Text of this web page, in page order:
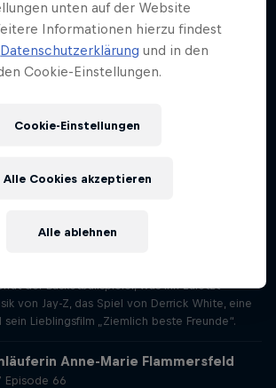
Platte, Keanu Reeves als Action-Held, Golf als
in der Schweiz.
Jakob Pöltl
in der NBA über seine Anfänge (als roter
Mal: Jakob Pöltl
der Basketballspieler, was ihn zuletzt
von Jay-Z, das Spiel von Derrick White, eine
sein Lieblingsfilm „Ziemlich beste Freunde“.
Anne-Marie Flammersfeld
Episode 66
unten auf der Website
Informationen hierzu findest
Datenschutzerklärung und in den
Cookie-Einstellungen.
Cookie-Einstellungen
Alle ablehnen
Alle Cookies akzeptieren